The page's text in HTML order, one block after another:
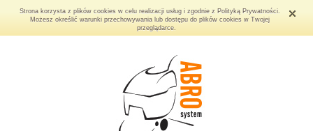
Strona korzysta z plików cookies w celu realizacji usług i zgodnie z Polityką Prywatności.
Możesz określić warunki przechowywania lub dostępu do plików cookies w Twojej
przeglądarce.